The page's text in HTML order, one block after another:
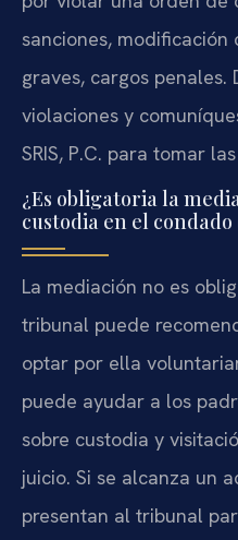
sanciones,
graves, cargos penales.
violaciones y
SRIS, P.C. para tomar
¿Es obligatoria la
custodia en el
La mediación no es
tribunal puede
optar por ella
puede ayudar a los
sobre custodia y
juicio. Si se alcanza un
presentan al tribunal